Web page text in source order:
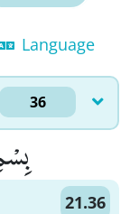
Language
36
21.36